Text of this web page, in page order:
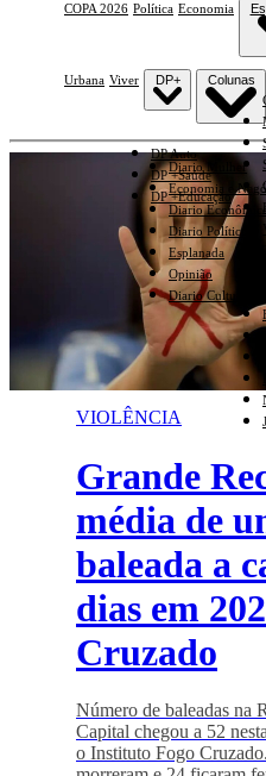
COPA 2026 Política Economia
Urbana Viver DP+
DP Auto
DP +Saúde
DP +Educação
Colunas
Diario Mulher
Economia e
Diario
Diario Político
Esplanada
Opinião
Diario Cultural
VIOLÊNCIA
Grande
média de
baleada a
dias em
Cruzado
Número de baleadas na
Capital chegou a 52
o Instituto Fogo